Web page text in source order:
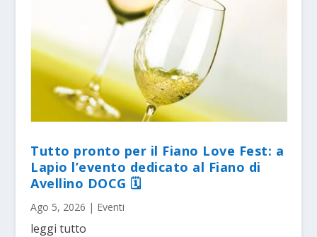
Tutto pronto per il Fiano Love Fest: a
Lapio l’evento dedicato al Fiano di
Avellino DOCG 🗓
Ago 5, 2026 | Eventi
leggi tutto